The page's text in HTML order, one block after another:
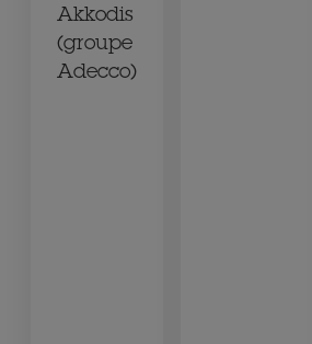
Akkodis
(groupe
Adecco)